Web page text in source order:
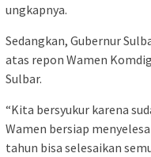
ungkapnya.
Sedangkan, Gubernur
atas repon Wamen
Sulbar.
“Kita bersyukur karena
Wamen bersiap
tahun bisa selesaikan